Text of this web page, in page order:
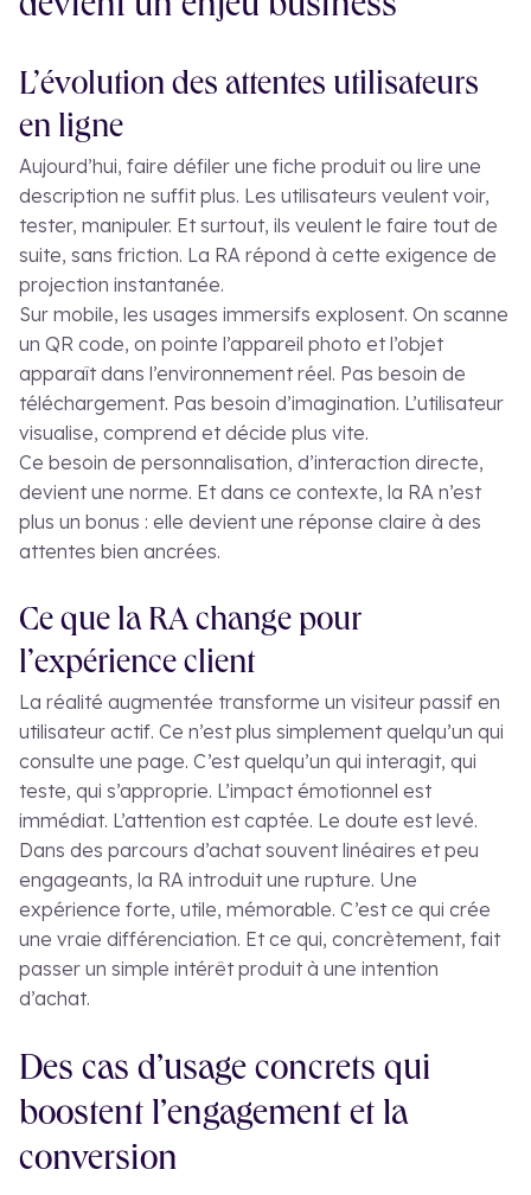
devient un enjeu business
L’évolution des attentes utilisateurs
en ligne
Aujourd’hui, faire défiler une fiche produit ou lire une
description ne suffit plus. Les utilisateurs veulent voir,
tester, manipuler. Et surtout, ils veulent le faire tout de
suite, sans friction. La RA répond à cette exigence de
projection instantanée.
Sur mobile, les usages immersifs explosent. On scanne
un QR code, on pointe l’appareil photo et l’objet
apparaît dans l’environnement réel. Pas besoin de
téléchargement. Pas besoin d’imagination. L’utilisateur
visualise, comprend et décide plus vite.
Ce besoin de personnalisation, d’interaction directe,
devient une norme. Et dans ce contexte, la RA n’est
plus un bonus : elle devient une réponse claire à des
attentes bien ancrées.
Ce que la RA change pour
l’expérience client
La réalité augmentée transforme un visiteur passif en
utilisateur actif. Ce n’est plus simplement quelqu’un qui
consulte une page. C’est quelqu’un qui interagit, qui
teste, qui s’approprie. L’impact émotionnel est
immédiat. L’attention est captée. Le doute est levé.
Dans des parcours d’achat souvent linéaires et peu
engageants, la RA introduit une rupture. Une
expérience forte, utile, mémorable. C’est ce qui crée
une vraie différenciation. Et ce qui, concrètement, fait
passer un simple intérêt produit à une intention
d’achat.
Des cas d’usage concrets qui
boostent l’engagement et la
conversion